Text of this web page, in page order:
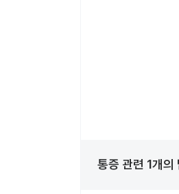
통증 관련 1개의